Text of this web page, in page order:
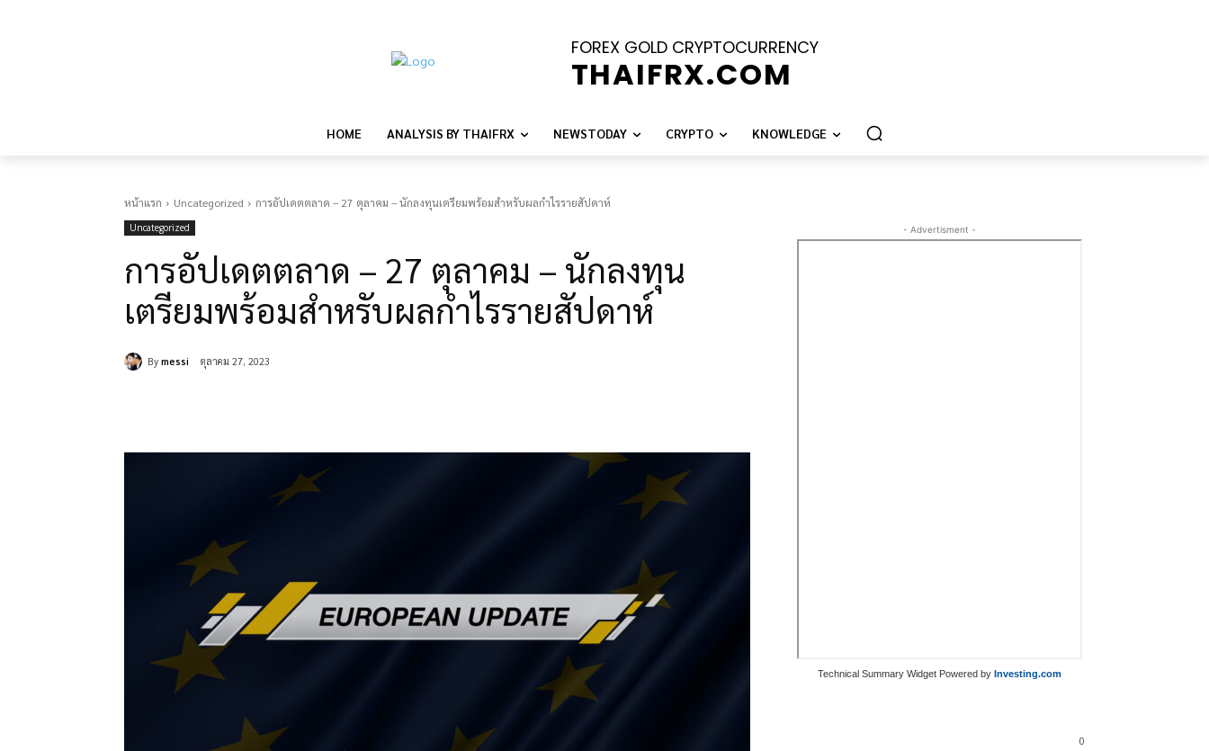
FOREX GOLD CRYPTOCURRENCY
THAIFRX.COM
HOME ANALYSIS BY THAIFRX NEWSTODAY CRYPTO KNOWLEDGE
หน้าแรก Uncategorized การอัปเดตตลาด – 27 ตุลาคม – นักลงทุนเตรียมพร้อมสำหรับผลกำไรรายสัปดาห์
Uncategorized
การอัปเดตตลาด – 27 ตุลาคม – นักลงทุน
เตรียมพร้อมสำหรับผลกำไรรายสัปดาห์
By messi ตุลาคม 27, 2023
- Advertisment -
Technical Summary Widget Powered by Investing.com
0